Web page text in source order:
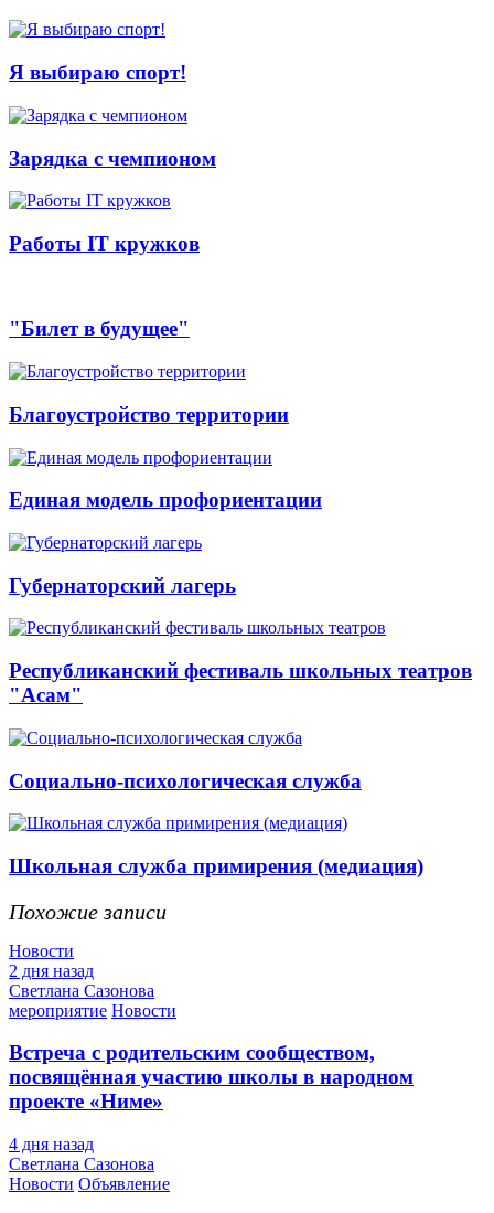
Я выбираю спорт!
Зарядка с чемпионом
Работы IT кружков
"Билет в будущее"
Благоустройство территории
Единая модель профориентации
Губернаторский лагерь
Республиканский фестиваль школьных театров
"Асам"
Социально-психологическая служба
Школьная служба примирения (медиация)
Похожие записи
Новости
2 дня назад
Светлана Сазонова
мероприятие Новости
Встреча с родительским сообществом,
посвящённая участию школы в народном
проекте «Ниме»
4 дня назад
Светлана Сазонова
Новости Объявление